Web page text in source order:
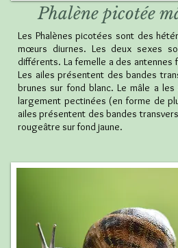
Phalène picotée
Les Phalènes picotées sont des
mœurs diurnes. Les deux sexes
différents. La femelle a des antennes
Les ailes présentent des bandes
brunes sur fond blanc. Le mâle a les
largement pectinées (en forme de
ailes présentent des bandes
rougeâtre sur fond jaune.